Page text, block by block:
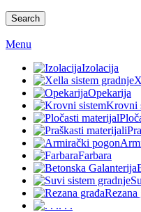
Search
Menu
Izolacija
Opekarija
Krovni
Farbara
Rezana
. . .